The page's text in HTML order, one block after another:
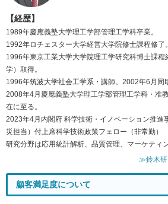
【経歴】
1989年慶應義塾大学理工学部管理工学科卒業。
1992年ロチェスター大学経営大学院修士課程修了。
1996年東京工業大学大学院理工学研究科博士課程
学）取得。
1996年筑波大学社会工学系・講師。2002年6月同
2008年4月慶應義塾大学理工学部管理工学科・准
在に至る。
2023年4月内閣府 科学技術・イノベーション推進
災担当）付上席科学技術政策フェロー（非常勤）
研究分野は応用統計解析、品質管理、マーケティン
≫鈴木研
顧客満足度について